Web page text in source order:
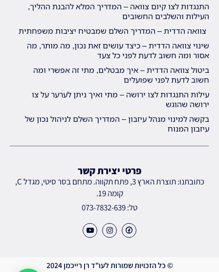
התנגדות לצו קיום צוואה – המדריך המלא להבנת ההליך,
העילות והשלבים החשובים
צוואה הדדית – המדריך השלם שמבטיח יציבות משפחתית
שינוי צוואה הדדית – כיצד עושים זאת נכון, מה מותר, מה
אסור ומה חשוב לדעת לפני כל צעד
ביטול צוואה הדדית – איך מבטלים, מתי זה אפשרי ומה
חשוב לדעת לפני שפועלים
עילות התנגדות לצו ירושה – מתי ואיך ניתן לערער על צו
ירושה שהוגש
בקשה למינוי מנהל עיזבון – המדריך השלם לניהול נכון של
עיזבון המנוח
פרטי יצירת קשר
כתובתנו: תוצרת הארץ 3, פתח תקווה. מתחם בסר סיטי, מגדל C,
קומה 19.
טל: 073-7832-639
© כל הזכויות שמורות לעו"ד רן רייכמן 2024